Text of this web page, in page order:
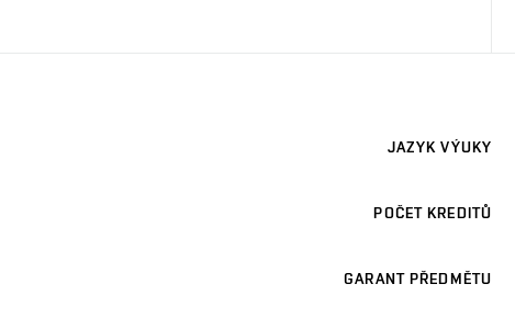
JAZYK VÝUKY
POČET KREDITŮ
GARANT PŘEDMĚTU